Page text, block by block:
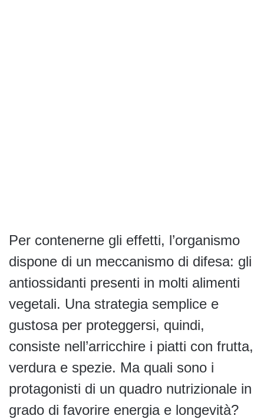
Per contenerne gli effetti, l’organismo
dispone di un meccanismo di difesa: gli
antiossidanti presenti in molti alimenti
vegetali. Una strategia semplice e
gustosa per proteggersi, quindi,
consiste nell’arricchire i piatti con frutta,
verdura e spezie. Ma quali sono i
protagonisti di un quadro nutrizionale in
grado di favorire energia e longevità?